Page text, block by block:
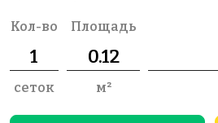
Кол-во
сеток
Площадь
м²